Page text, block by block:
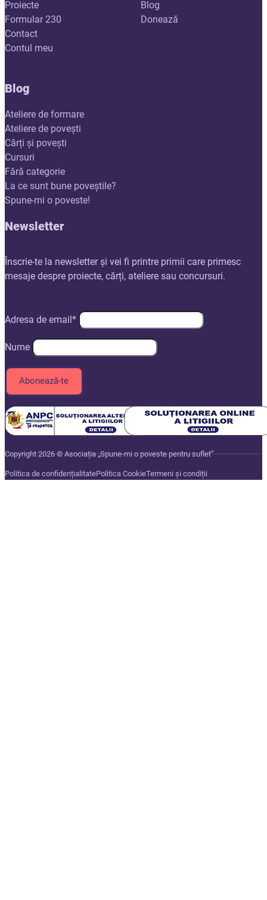
Proiecte
Formular 230
Contact
Contul meu
Blog
Donează
Blog
Ateliere de formare
Ateliere de povești
Cărți și povești
Cursuri
Fără categorie
La ce sunt bune poveștile?
Spune-mi o poveste!
Newsletter
Înscrie-te la newsletter și vei fi printre primii care primesc
mesaje despre proiecte, cărți, ateliere sau concursuri.
Adresa de email*
Nume
Copyright 2026 © Asociația „Spune-mi o poveste pentru suflet”
Politica de confidențialitatePolitica CookieTermeni și condiții